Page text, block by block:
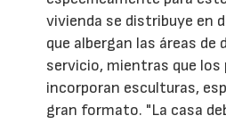
vivienda se distribuye en
que albergan las áreas de
servicio, mientras que los
incorporan esculturas,
gran formato. "La casa